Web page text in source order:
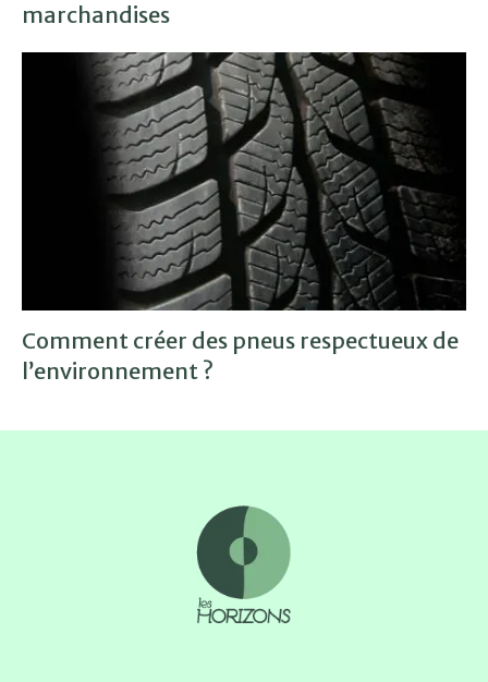
marchandises
Comment créer des pneus respectueux de
l’environnement ?